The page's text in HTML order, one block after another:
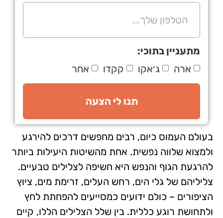
מתעניין בתוכי:
ארה
ג׳אקו קקדו אחר
תנו לי הצעה
בעולם העמוס כיום, רבים מחפשים דרכים להירגע
ולמצוא שלווה נפשית. אחת מהשיטות היעילות ביותר
להרגעת הגוף והנפש היא חשיפה לצלילים טבעיים.
צליליהם של גלי הים, רחש העלים, זרימת מים, ציוץ
הציפורים – כולם ידועים כמסייעים להפחתת לחץ
ולתחושת רוגע כללית. בין שלל הצלילים הללו, קיים